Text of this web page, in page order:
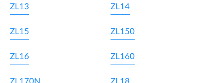
ZL13 ZL14
ZL15 ZL150
ZL16 ZL160
ZL170N ZL18